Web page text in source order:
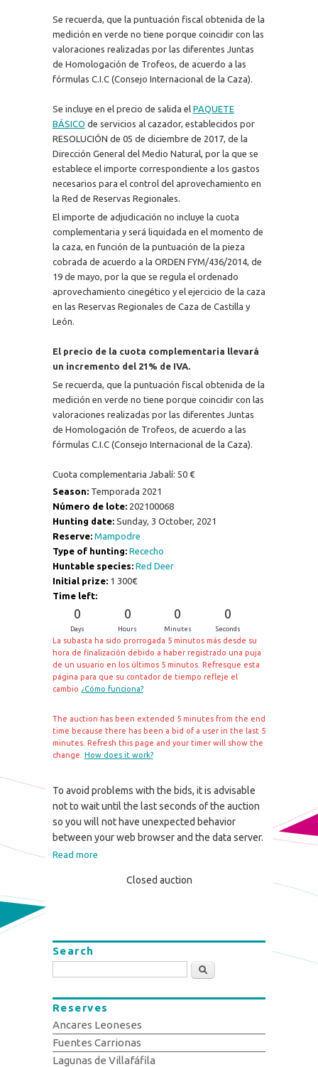
Se recuerda, que la puntuación fiscal obtenida de la
medición en verde no tiene porque coincidir con las
valoraciones realizadas por las diferentes Juntas
de Homologación de Trofeos, de acuerdo a las
fórmulas C.I.C (Consejo Internacional de la Caza).
Se incluye en el precio de salida el PAQUETE
BÁSICO de servicios al cazador, establecidos por
RESOLUCIÓN de 05 de diciembre de 2017, de la
Dirección General del Medio Natural, por la que se
establece el importe correspondiente a los gastos
necesarios para el control del aprovechamiento en
la Red de Reservas Regionales.
El importe de adjudicación no incluye la cuota
complementaria y será liquidada en el momento de
la caza, en función de la puntuación de la pieza
cobrada de acuerdo a la ORDEN FYM/436/2014, de
19 de mayo, por la que se regula el ordenado
aprovechamiento cinegético y el ejercicio de la caza
en las Reservas Regionales de Caza de Castilla y
León.
El precio de la cuota complementaria llevará
un incremento del 21% de IVA.
Se recuerda, que la puntuación fiscal obtenida de la
medición en verde no tiene porque coincidir con las
valoraciones realizadas por las diferentes Juntas
de Homologación de Trofeos, de acuerdo a las
fórmulas C.I.C (Consejo Internacional de la Caza).
Cuota complementaria Jabalí: 50 €
Season: Temporada 2021
Número de lote: 202100068
Hunting date: Sunday, 3 October, 2021
Reserve: Mampodre
Type of hunting: Rececho
Huntable species: Red Deer
Initial prize: 1 300€
Time left:
0
Days
0
Hours
0
Minutes
0
Seconds
La subasta ha sido prorrogada 5 minutos más desde su
hora de finalización debido a haber registrado una puja
de un usuario en los últimos 5 minutos. Refresque esta
página para que su contador de tiempo refleje el
cambio ¿Cómo funciona?
The auction has been extended 5 minutes from the end
time because there has been a bid of a user in the last 5
minutes. Refresh this page and your timer will show the
change. How does it work?
To avoid problems with the bids, it is advisable
not to wait until the last seconds of the auction
so you will not have unexpected behavior
between your web browser and the data server.
Read more
Closed auction
Search
Search
Reserves
Ancares Leoneses
Fuentes Carrionas
Lagunas de Villafáfila